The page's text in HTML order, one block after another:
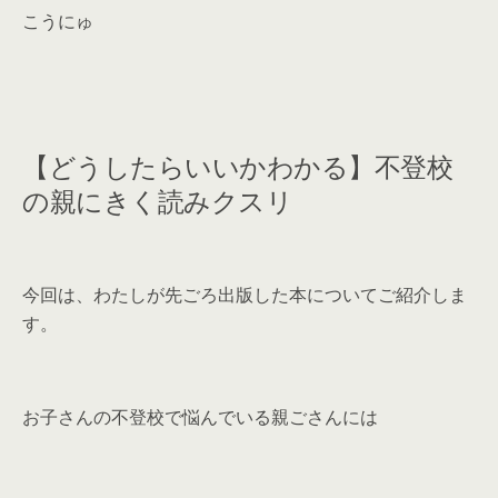
こうにゅ
【どうしたらいいかわかる】不登校
の親にきく読みクスリ
今回は、わたしが先ごろ出版した本についてご紹介しま
す。
お子さんの不登校で悩んでいる親ごさんには